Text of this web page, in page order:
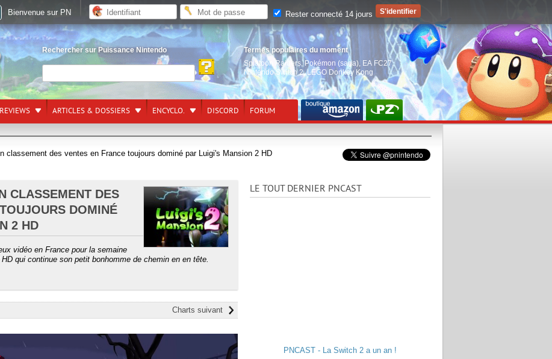
Rechercher sur Puissance Nintendo
Termes populaires du moment
Splatoon Raiders, Pokémon (saga) EA FC27,
Nintendo Switch 2,LEGO Donkey Kong
ARTICLES & DOSSIERS ENCYCLO. DISCORD FORUM
classement des ventes en France toujours dominé par Luigi's Mansion 2 HD
CLASSEMENT DES
DOMINÉ
2 HD
vidéo en France pour la semaine
qui continue son petit bonhomme de chemin en en tête.
Charts suivant
LE TOUT DERNIER PNCAST
PNCAST - La Switch 2 a un an !
Bienvenue sur PN Rester connecté 14 jours